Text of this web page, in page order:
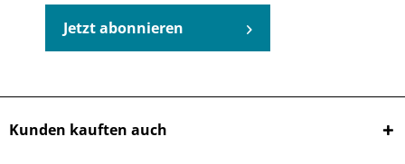
Jetzt abonnieren
Kunden kauften auch